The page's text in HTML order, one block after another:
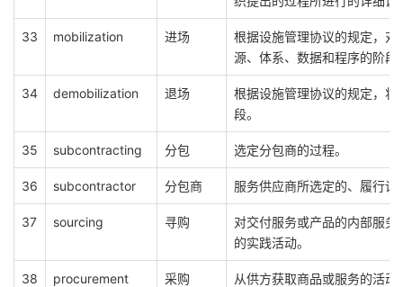
33 mobilization 进场
根据设施管理协议的规定，
源、体系、数据和程序的阶段
34 demobilization 退场
根据设施管理协议的规定，
段。
35 subcontracting 分包 选定分包商的过程。
36 subcontractor 分包商 服务供应商所选定的、履行
37 sourcing 寻购
对交付服务或产品的内部服
的实践活动。
38 procurement 采购 从供方获取商品或服务的活动